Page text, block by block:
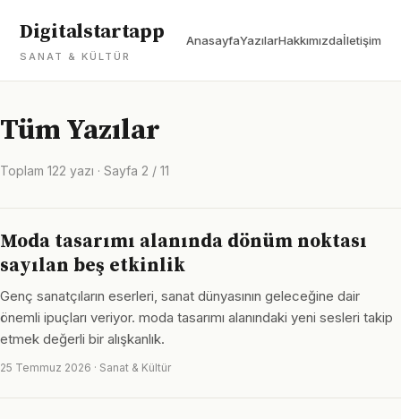
Digitalstartapp
SANAT & KÜLTÜR
AnasayfaYazılarHakkımızdaİletişim
Tüm Yazılar
Toplam 122 yazı · Sayfa 2 / 11
Moda tasarımı alanında dönüm noktası
sayılan beş etkinlik
Genç sanatçıların eserleri, sanat dünyasının geleceğine dair
önemli ipuçları veriyor. moda tasarımı alanındaki yeni sesleri takip
etmek değerli bir alışkanlık.
25 Temmuz 2026 · Sanat & Kültür